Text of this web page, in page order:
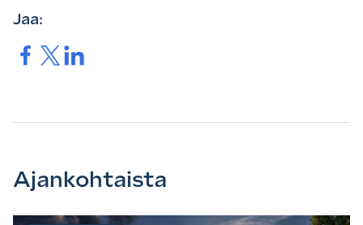
Jaa:
Jaa. Jaa.Jaa.
Ajankohtaista